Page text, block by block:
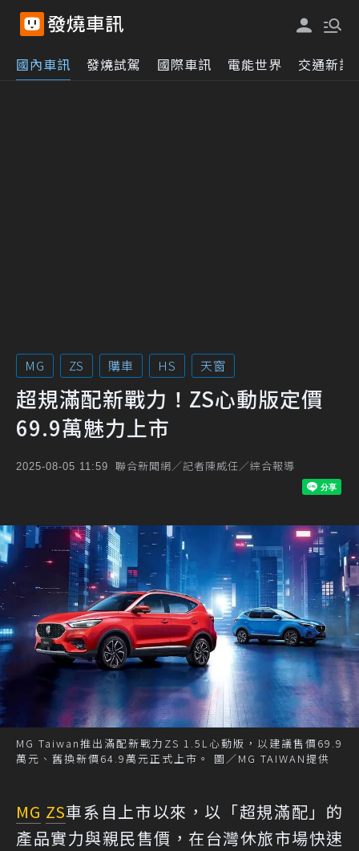
國內車訊 發燒試駕 國際車訊 電能世界 交通新訊
MG ZS 購車 HS 天窗
超規滿配新戰力！ZS心動版定價
69.9萬魅力上市
2025-08-05 11:59 聯合新聞網／記者陳威任／綜合報導
MG Taiwan推出滿配新戰力ZS 1.5L心動版，以建議售價69.9
萬元、舊換新價64.9萬元正式上市。 圖／MG TAIWAN提供
MG ZS車系自上市以來，以「超規滿配」的
產品實力與親民售價，在台灣休旅市場快速